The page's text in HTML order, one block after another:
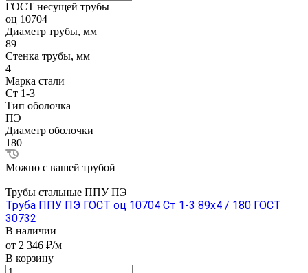
ГОСТ несущей трубы
оц 10704
Диаметр трубы, мм
89
Стенка трубы, мм
4
Марка стали
Ст 1-3
Тип оболочка
ПЭ
Диаметр оболочки
180
Можно с вашей трубой
Трубы стальные ППУ ПЭ
Труба ППУ ПЭ ГОСТ оц 10704 Ст 1-3 89x4 / 180 ГОСТ
30732
В наличии
от 2 346 ₽/м
В корзину